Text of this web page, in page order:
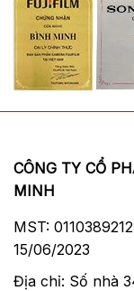
CÔNG TY CỔ
MINH
MST:
15/06/2023
Địa chỉ: Số nhà